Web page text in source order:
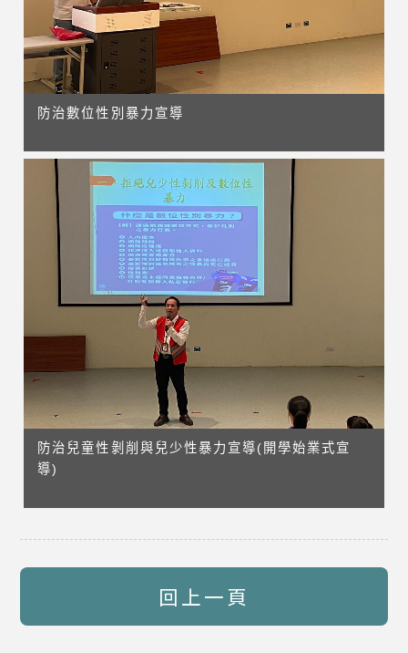
防治數位性別暴力宣導
防治兒童性剝削與兒少性暴力宣導(開學始業式宣
導)
回上一頁